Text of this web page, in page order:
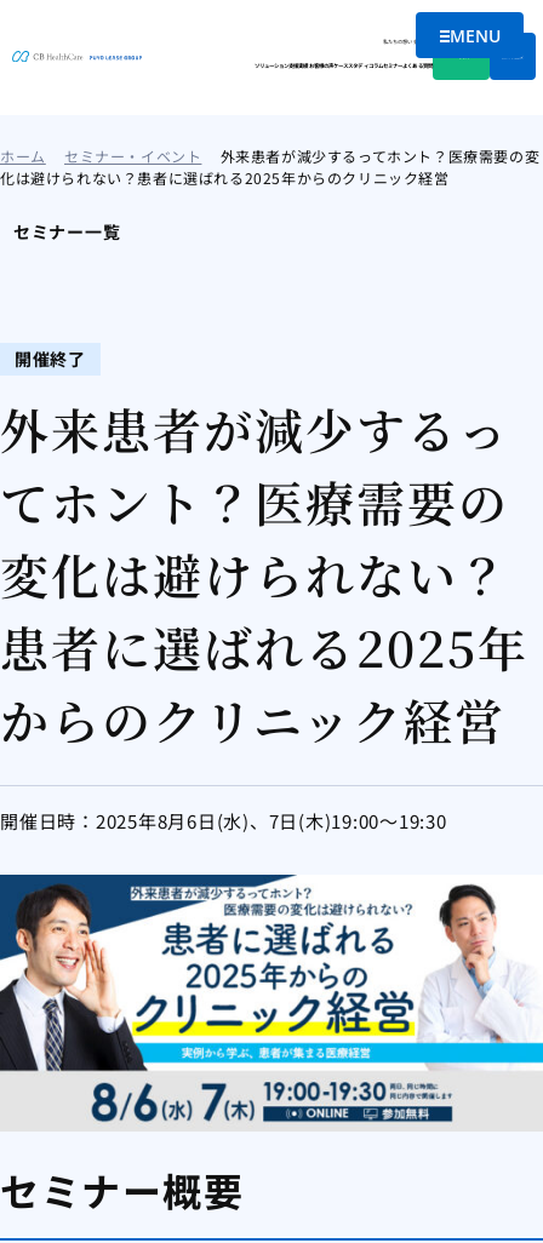
メニュー
MENU
私たちの想い会社情報
ソリューション支援実績お客様の声ケーススタディコラムセミナーよくある質問
ホーム セミナー・イベント
外来患者が減少するってホント？医療需要の変
化は避けられない？患者に選ばれる2025年からのクリニック経営
セミナー一覧
開催終了
外来患者が減少するっ
てホント？医療需要の
変化は避けられない？
患者に選ばれる2025年
からのクリニック経営
開催日時：2025年8月6日(水)、7日(木)19:00～19:30
セミナー概要